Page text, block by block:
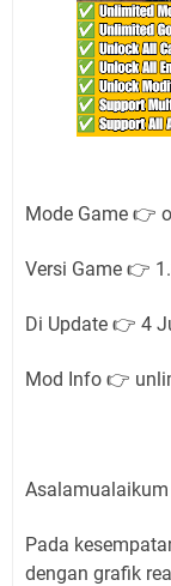
Mode Game 👉
Versi Game 👉
Di Update 👉 4
Mod Info 👉
Asalamualaikum
Pada
dengan grafik